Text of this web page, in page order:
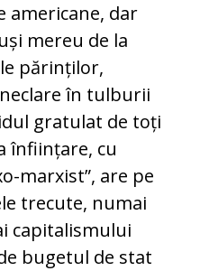
americane, dar
mereu de la
părinților,
în tulburii
gratulat de toți
înființare, cu
marxist”, are pe
trecute, numai
capitalismului
bugetul de stat